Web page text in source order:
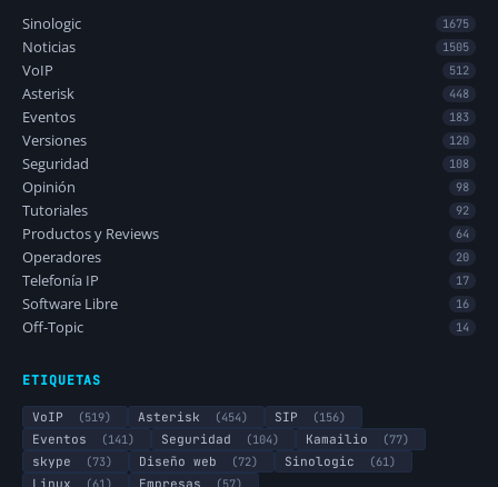
Sinologic 1675
Noticias 1505
VoIP 512
Asterisk 448
Eventos 183
Versiones 120
Seguridad 108
Opinión 98
Tutoriales 92
Productos y Reviews 64
Operadores 20
Telefonía IP 17
Software Libre 16
Off-Topic 14
ETIQUETAS
VoIP (519) Asterisk (454) SIP
(156)
Eventos
(141) Seguridad (104) Kamailio
(77)
skype
(73) Diseño web (72) Sinologic
(61)
Linux
(61) Empresas (57)